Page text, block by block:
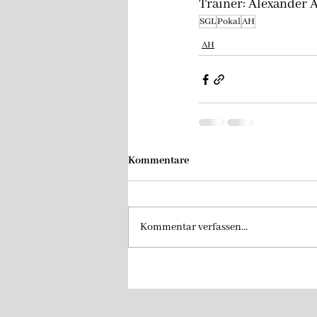
Trainer: Alexander
SGLPokalAH
AH
Kommentare
Kommentar verfassen...